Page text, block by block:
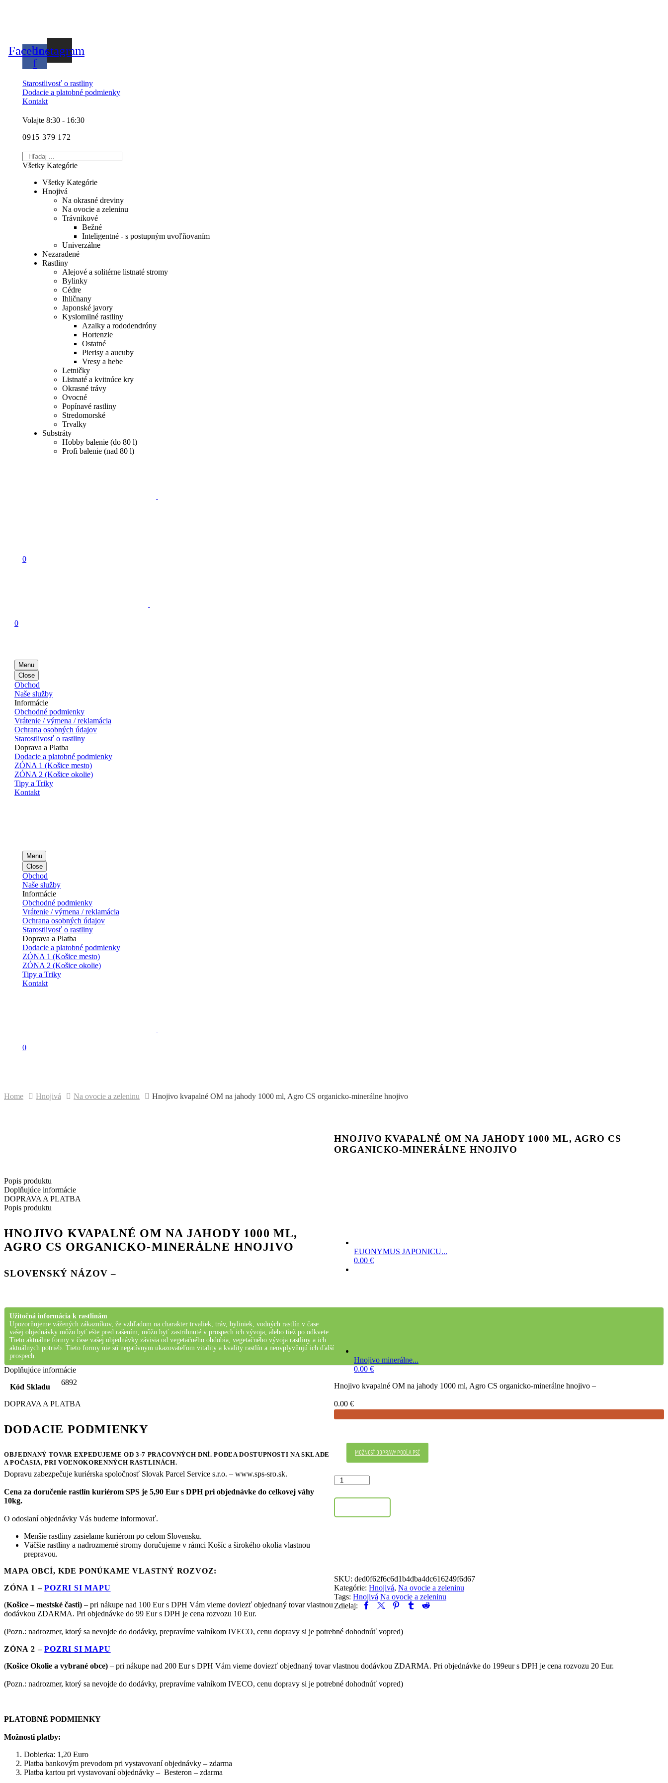
Facebook-
f
Instagram
Starostlivosť o rastliny
Dodacie a platobné podmienky
Kontakt
Volajte 8:30 - 16:30
0915 379 172
Všetky Kategórie
Všetky Kategórie
Hnojivá
Na okrasné dreviny
Na ovocie a zeleninu
Trávnikové
Bežné
Inteligentné - s postupným uvoľňovaním
Univerzálne
Nezaradené
Rastliny
Alejové a solitérne listnaté stromy
Bylinky
Cédre
Ihličnany
Japonské javory
Kyslomilné rastliny
Azalky a rododendróny
Hortenzie
Ostatné
Pierisy a aucuby
Vresy a hebe
Letničky
Listnaté a kvitnúce kry
Okrasné trávy
Ovocné
Popínavé rastliny
Stredomorské
Trvalky
Substráty
Hobby balenie (do 80 l)
Profi balenie (nad 80 l)
0
0
Menu
Close
Obchod
Naše služby
Informácie
Obchodné podmienky
Vrátenie / výmena / reklamácia
Ochrana osobných údajov
Starostlivosť o rastliny
Doprava a Platba
Dodacie a platobné podmienky
ZÓNA 1 (Košice mesto)
ZÓNA 2 (Košice okolie)
Tipy a Triky
Kontakt
Menu
Close
Obchod
Naše služby
Informácie
Obchodné podmienky
Vrátenie / výmena / reklamácia
Ochrana osobných údajov
Starostlivosť o rastliny
Doprava a Platba
Dodacie a platobné podmienky
ZÓNA 1 (Košice mesto)
ZÓNA 2 (Košice okolie)
Tipy a Triky
Kontakt
0
Home Hnojivá Na ovocie a zeleninu Hnojivo kvapalné OM na jahody 1000 ml, Agro CS organicko-minerálne hnojivo
HNOJIVO KVAPALNÉ OM NA JAHODY 1000 ML, AGRO CS
ORGANICKO-MINERÁLNE HNOJIVO
EUONYMUS JAPONICU...
0.00 €
Hnojivo minerálne...
0.00 €
Hnojivo kvapalné OM na jahody 1000 ml, Agro CS organicko-minerálne hnojivo –
0.00 €
MOŽNOSŤ DOPRAVY PODĽA PSČ
množstvo
kvapalné
na
minerálne
hnojivo
SKU: ded0f62f6c6d1b4dba4dc616249f6d67
Kategórie: Hnojivá, Na ovocie a zeleninu
Tags: Hnojivá Na ovocie a zeleninu
Zdielaj:
Popis produktu
Doplňujúce informácie
DOPRAVA A PLATBA
Popis produktu
HNOJIVO KVAPALNÉ OM NA JAHODY 1000 ML,
AGRO CS ORGANICKO-MINERÁLNE HNOJIVO
SLOVENSKÝ NÁZOV –
Užitočná informácia k rastlinám
Upozorňujeme vážených zákazníkov, že vzhľadom na charakter trvaliek, tráv, byliniek, vodných rastlín v čase
vašej objednávky môžu byť ešte pred rašením, môžu byť zastrihnuté v prospech ich vývoja, alebo tiež po odkvete.
Tieto aktuálne formy v čase vašej objednávky závisia od vegetačného obdobia, vegetačného vývoja rastliny a ich
aktuálnych potrieb. Tieto formy nie sú negatívnym ukazovateľom vitality a kvality rastlín a neovplyvňujú ich ďalší
prospech.
Doplňujúce informácie
Kód Skladu
6892
DOPRAVA A PLATBA
DODACIE PODMIENKY
OBJEDNANÝ TOVAR EXPEDUJEME OD 3-7 PRACOVNÝCH DNÍ. PODĽA DOSTUPNOSTI NA SKLADE
A POČASIA, PRI VOĽNOKORENNÝCH RASTLINÁCH.
Dopravu zabezpečuje kuriérska spoločnosť Slovak Parcel Service s.r.o. – www.sps-sro.sk.
Cena za doručenie rastlín kuriérom SPS je 5,90 Eur s DPH pri objednávke do celkovej váhy
10kg.
O odoslaní objednávky Vás budeme informovať.
Menšie rastliny zasielame kuriérom po celom Slovensku.
Väčšie rastliny a nadrozmerné stromy doručujeme v rámci Košíc a širokého okolia vlastnou
prepravou.
MAPA OBCÍ, KDE PONÚKAME VLASTNÝ ROZVOZ:
ZÓNA 1 –POZRI SI MAPU
(Košice – mestské časti) – pri nákupe nad 100 Eur s DPH Vám vieme doviezť objednaný tovar vlastnou
dodávkou ZDARMA. Pri objednávke do 99 Eur s DPH je cena rozvozu 10 Eur.
(Pozn.: nadrozmer, ktorý sa nevojde do dodávky, prepravíme valníkom IVECO, cenu dopravy si je potrebné dohodnúť vopred)
ZÓNA 2 –POZRI SI MAPU
(Košice Okolie a vybrané obce) – pri nákupe nad 200 Eur s DPH Vám vieme doviezť objednaný tovar vlastnou dodávkou ZDARMA. Pri objednávke do 199eur s DPH je cena rozvozu 20 Eur.
(Pozn.: nadrozmer, ktorý sa nevojde do dodávky, prepravíme valníkom IVECO, cenu dopravy si je potrebné dohodnúť vopred)
PLATOBNÉ PODMIENKY
Možnosti platby:
Dobierka: 1,20 Euro
Platba bankovým prevodom pri vystavovaní objednávky – zdarma
Platba kartou pri vystavovaní objednávky – Besteron – zdarma